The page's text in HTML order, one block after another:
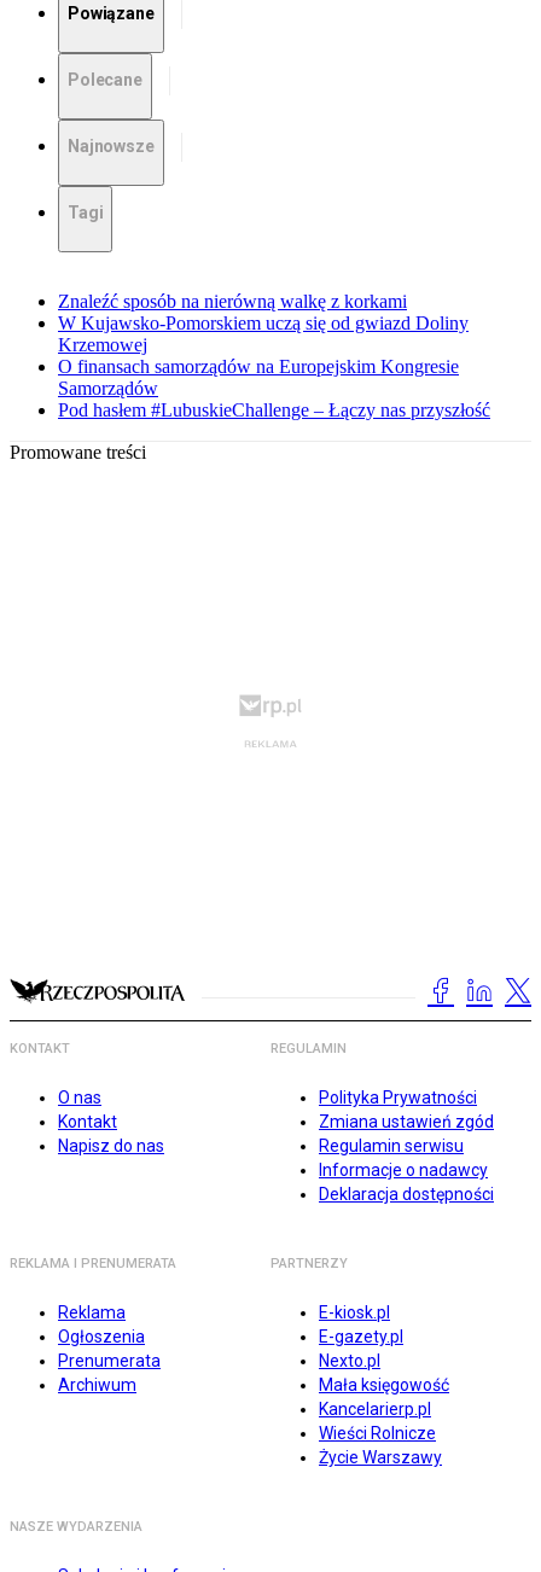
Powiązane
Polecane
Najnowsze
Tagi
Znaleźć sposób na nierówną walkę z korkami
W Kujawsko-Pomorskiem uczą się od gwiazd Doliny
Krzemowej
O finansach samorządów na Europejskim Kongresie
Samorządów
Pod hasłem #LubuskieChallenge – Łączy nas przyszłość
Promowane treści
KONTAKT
O nas
Kontakt
Napisz do nas
REGULAMIN
Polityka Prywatności
Zmiana ustawień zgód
Regulamin serwisu
Informacje o nadawcy
Deklaracja dostępności
REKLAMA I PRENUMERATA
Reklama
Ogłoszenia
Prenumerata
Archiwum
PARTNERZY
E-kiosk.pl
E-gazety.pl
Nexto.pl
Mała księgowość
Kancelarierp.pl
Wieści Rolnicze
Życie Warszawy
NASZE WYDARZENIA